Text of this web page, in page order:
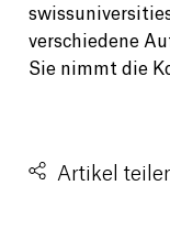
verschiedene
Sie nimmt die
Artikel